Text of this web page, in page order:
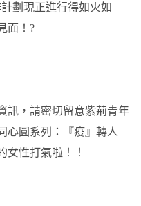
劃現正進行得如火如
面！?
訊，請密切留意紫荊青年
心圓系列：『疫』轉人
女性打氣啦！！